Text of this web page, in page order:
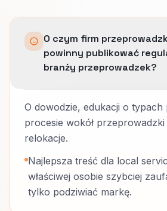
O czym firm
powinny publikować
branży przeprowadzek?
O dowodzie, edukacji o typach
procesie wokół
relokacje.
Najlepsza treść dla local
właściwej osobie szybciej
tylko podziwiać markę.